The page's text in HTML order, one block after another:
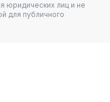
юридических лиц и не
для публичного